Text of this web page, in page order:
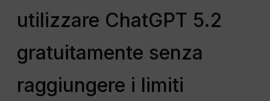
utilizzare ChatGPT 5.2
gratuitamente senza
raggiungere i limiti